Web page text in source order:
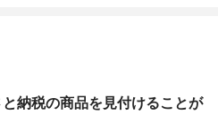
納税の商品を見付けることが